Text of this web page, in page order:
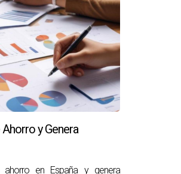
y Genera
en España y genera